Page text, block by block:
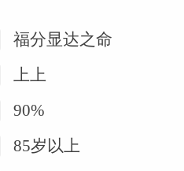
福分显达之命
上上
90%
85岁以上